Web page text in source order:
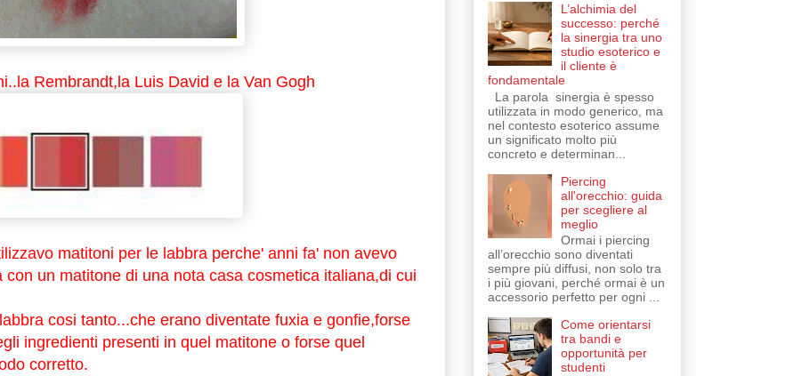
Rembrandt,la Luis David e la Van Gogh
matitoni per le labbra perche' anni fa' non avevo
un matitone di una nota casa cosmetica italiana,di cui
cosi tanto...che erano diventate fuxia e gonfie,forse
ingredienti presenti in quel matitone o forse quel
corretto.
L’alchimia del
successo: perché
la sinergia tra uno
studio esoterico e
il cliente è
fondamentale
La parola sinergia è spesso
utilizzata in modo generico, ma
nel contesto esoterico assume
un significato molto più
concreto e determinan...
Piercing
all'orecchio: guida
per scegliere al
meglio
Ormai i piercing
all’orecchio sono diventati
sempre più diffusi, non solo tra
i più giovani, perché ormai è un
accessorio perfetto per ogni ...
Come orientarsi
tra bandi e
opportunità per
studenti